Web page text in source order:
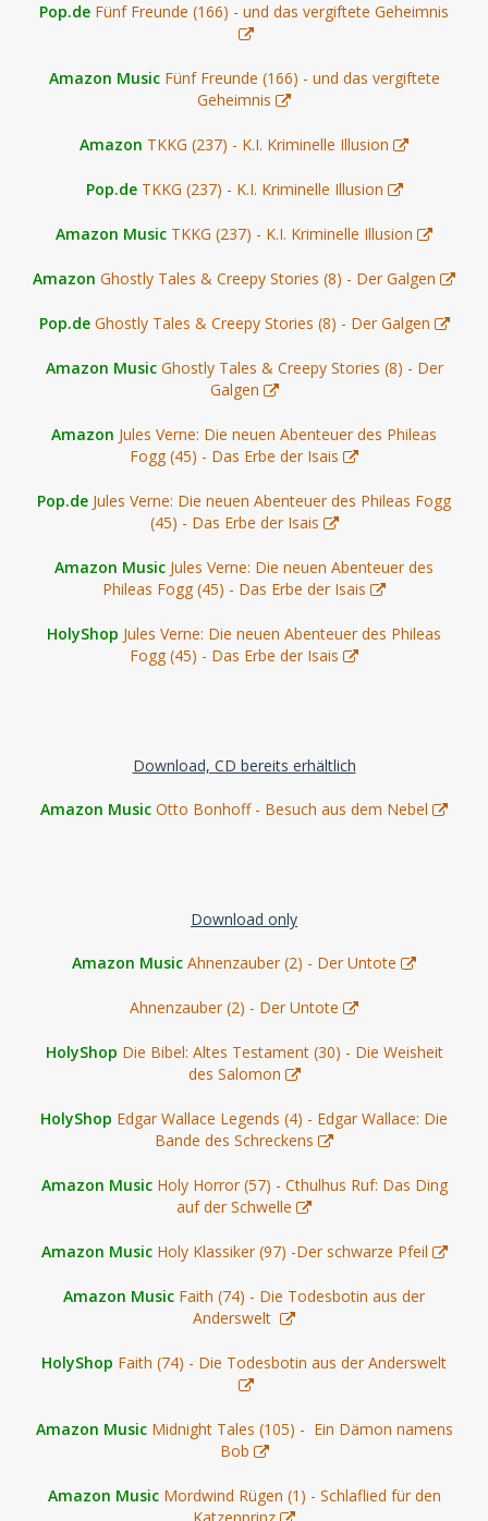
Pop.de Fünf Freunde (166) - und das vergiftete Geheimnis
Amazon Music Fünf Freunde (166) - und das vergiftete
Geheimnis
Amazon TKKG (237) - K.I. Kriminelle Illusion
Pop.de TKKG (237) - K.I. Kriminelle Illusion
Amazon Music TKKG (237) - K.I. Kriminelle Illusion
Amazon Ghostly Tales & Creepy Stories (8) - Der Galgen
Pop.de Ghostly Tales & Creepy Stories (8) - Der Galgen
Amazon Music Ghostly Tales & Creepy Stories (8) - Der
Galgen
Amazon Jules Verne: Die neuen Abenteuer des Phileas
Fogg (45) - Das Erbe der Isais
Pop.de Jules Verne: Die neuen Abenteuer des Phileas Fogg
(45) - Das Erbe der Isais
Amazon Music Jules Verne: Die neuen Abenteuer des
Phileas Fogg (45) - Das Erbe der Isais
HolyShop Jules Verne: Die neuen Abenteuer des Phileas
Fogg (45) - Das Erbe der Isais
Download, CD bereits erhältlich
Amazon Music Otto Bonhoff - Besuch aus dem Nebel
Download only
Amazon Music Ahnenzauber (2) - Der Untote
Ahnenzauber (2) - Der Untote
HolyShop Die Bibel: Altes Testament (30) - Die Weisheit
des Salomon
HolyShop Edgar Wallace Legends (4) - Edgar Wallace: Die
Bande des Schreckens
Amazon Music Holy Horror (57) - Cthulhus Ruf: Das Ding
auf der Schwelle
Amazon Music Holy Klassiker (97) -Der schwarze Pfeil
Amazon Music Faith (74) - Die Todesbotin aus der
Anderswelt
HolyShop Faith (74) - Die Todesbotin aus der Anderswelt
Amazon Music Midnight Tales (105) - Ein Dämon namens
Bob
Amazon Music Mordwind Rügen (1) - Schlaflied für den